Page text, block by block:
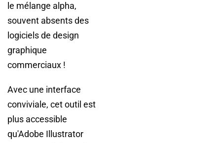
le mélange alpha,
souvent absents des
logiciels de design
graphique
commerciaux !
Avec une interface
conviviale, cet outil est
plus accessible
qu'Adobe Illustrator